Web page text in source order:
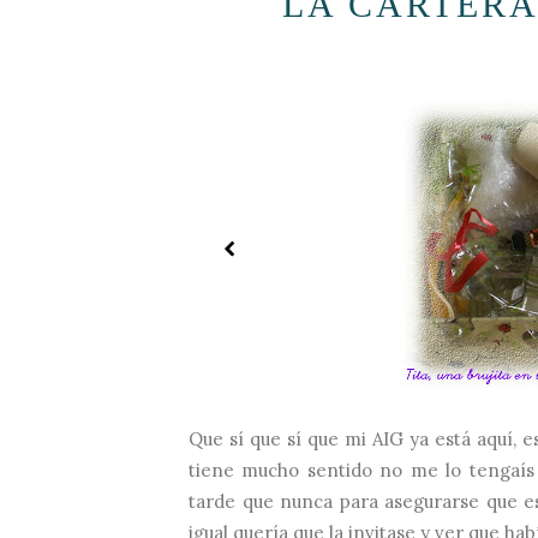
Que sí que sí que mi AIG ya está aquí,
tiene mucho sentido no me lo
tarde que nunca para asegurarse que
igual quería que la invitase y ver que